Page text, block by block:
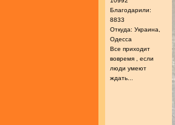
Благодарили:
8833
Откуда: Украина,
Одесса
Все приходит
вовремя , если
люди умеют
ждать...